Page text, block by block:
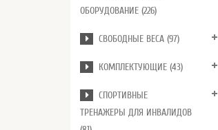
ОБОРУДОВАНИЕ (226)
СВОБОДНЫЕ ВЕСА (97)
КОМПЛЕКТУЮЩИЕ (43)
СПОРТИВНЫЕ
ТРЕНАЖЕРЫ ДЛЯ ИНВАЛИДОВ